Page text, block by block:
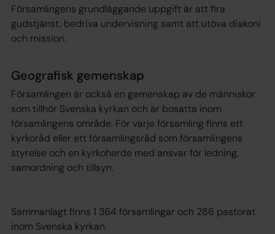
Församlingens grundläggande uppgift är att fira
gudstjänst, bedriva undervisning samt att utöva diakoni
och mission.
Geografisk gemenskap
Församlingen är också en gemenskap av de människor
som tillhör Svenska kyrkan och är bosatta inom
församlingens område. För varje församling finns ett
kyrkoråd eller ett församlingsråd som församlingens
styrelse och en kyrkoherde med ansvar för ledning,
samordning och tillsyn.
Sammanlagt finns 1 364 församlingar och 286 pastorat
inom Svenska kyrkan.